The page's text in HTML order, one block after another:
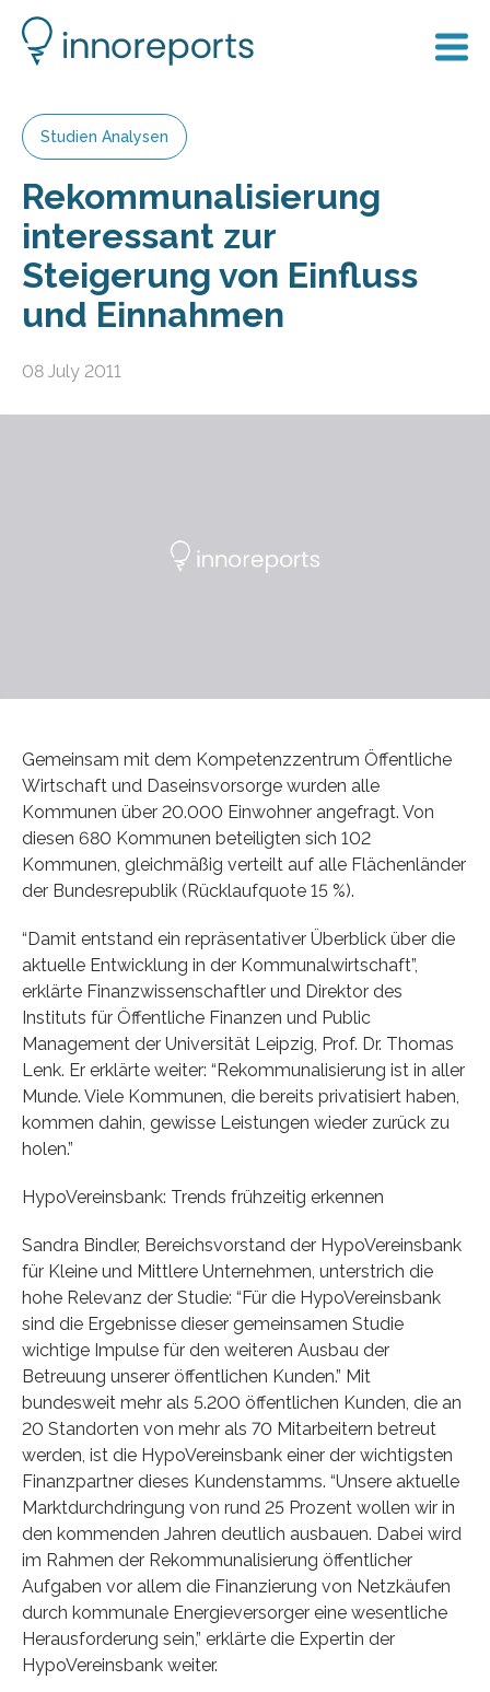
Studien Analysen
Rekommunalisierung
interessant zur
Steigerung von Einfluss
und Einnahmen
08 July 2011
Gemeinsam mit dem Kompetenzzentrum Öffentliche
Wirtschaft und Daseinsvorsorge wurden alle
Kommunen über 20.000 Einwohner angefragt. Von
diesen 680 Kommunen beteiligten sich 102
Kommunen, gleichmäßig verteilt auf alle Flächenländer
der Bundesrepublik (Rücklaufquote 15 %).
“Damit entstand ein repräsentativer Überblick über die
aktuelle Entwicklung in der Kommunalwirtschaft”,
erklärte Finanzwissenschaftler und Direktor des
Instituts für Öffentliche Finanzen und Public
Management der Universität Leipzig, Prof. Dr. Thomas
Lenk. Er erklärte weiter: “Rekommunalisierung ist in aller
Munde. Viele Kommunen, die bereits privatisiert haben,
kommen dahin, gewisse Leistungen wieder zurück zu
holen.”
HypoVereinsbank: Trends frühzeitig erkennen
Sandra Bindler, Bereichsvorstand der HypoVereinsbank
für Kleine und Mittlere Unternehmen, unterstrich die
hohe Relevanz der Studie: “Für die HypoVereinsbank
sind die Ergebnisse dieser gemeinsamen Studie
wichtige Impulse für den weiteren Ausbau der
Betreuung unserer öffentlichen Kunden.” Mit
bundesweit mehr als 5.200 öffentlichen Kunden, die an
20 Standorten von mehr als 70 Mitarbeitern betreut
werden, ist die HypoVereinsbank einer der wichtigsten
Finanzpartner dieses Kundenstamms. “Unsere aktuelle
Marktdurchdringung von rund 25 Prozent wollen wir in
den kommenden Jahren deutlich ausbauen. Dabei wird
im Rahmen der Rekommunalisierung öffentlicher
Aufgaben vor allem die Finanzierung von Netzkäufen
durch kommunale Energieversorger eine wesentliche
Herausforderung sein,” erklärte die Expertin der
HypoVereinsbank weiter.